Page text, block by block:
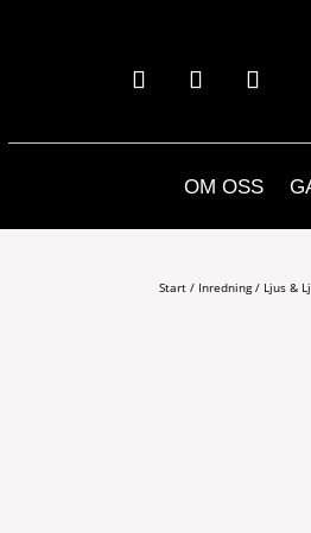
OM OSS
Start / Inredning/ Ljus &